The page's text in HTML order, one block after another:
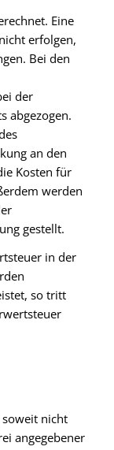
Eine
erfolgen,
Bei den
der
abgezogen.
an den
Kosten für
werden
gestellt.
in der
so tritt
nicht
angegebener